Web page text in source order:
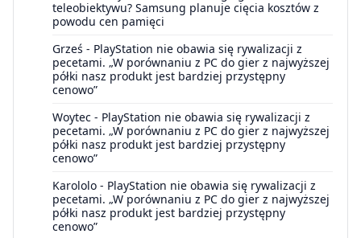
teleobiektywu? Samsung planuje cięcia kosztów z
powodu cen pamięci
Grześ - PlayStation nie obawia się rywalizacji z
pecetami. „W porównaniu z PC do gier z najwyższej
półki nasz produkt jest bardziej przystępny
cenowo”
Woytec - PlayStation nie obawia się rywalizacji z
pecetami. „W porównaniu z PC do gier z najwyższej
półki nasz produkt jest bardziej przystępny
cenowo”
Karololo - PlayStation nie obawia się rywalizacji z
pecetami. „W porównaniu z PC do gier z najwyższej
półki nasz produkt jest bardziej przystępny
cenowo”